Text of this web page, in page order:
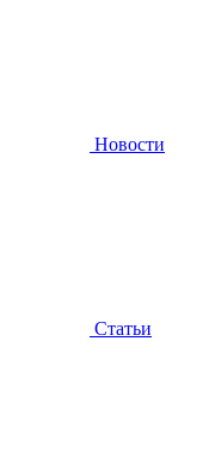
Новости
Статьи